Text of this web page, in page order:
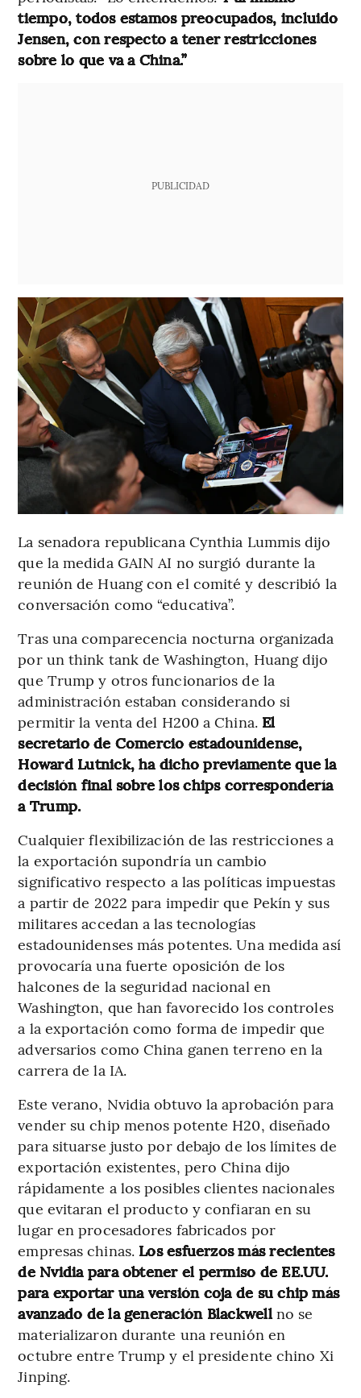
tiempo, todos estamos preocupados, incluido
Jensen, con respecto a tener restricciones
sobre lo que va a China.”
PUBLICIDAD
La senadora republicana Cynthia Lummis dijo
que la medida GAIN AI no surgió durante la
reunión de Huang con el comité y describió la
conversación como “educativa”.
Tras una comparecencia nocturna organizada
por un think tank de Washington, Huang dijo
que Trump y otros funcionarios de la
administración estaban considerando si
permitir la venta del H200 a China. El
secretario de Comercio estadounidense,
Howard Lutnick, ha dicho previamente que la
decisión final sobre los chips correspondería
a Trump.
Cualquier flexibilización de las restricciones a
la exportación supondría un cambio
significativo respecto a las políticas impuestas
a partir de 2022 para impedir que Pekín y sus
militares accedan a las tecnologías
estadounidenses más potentes. Una medida así
provocaría una fuerte oposición de los
halcones de la seguridad nacional en
Washington, que han favorecido los controles
a la exportación como forma de impedir que
adversarios como China ganen terreno en la
carrera de la IA.
Este verano, Nvidia obtuvo la aprobación para
vender su chip menos potente H20, diseñado
para situarse justo por debajo de los límites de
exportación existentes, pero China dijo
rápidamente a los posibles clientes nacionales
que evitaran el producto y confiaran en su
lugar en procesadores fabricados por
empresas chinas. Los esfuerzos más recientes
de Nvidia para obtener el permiso de EE.UU.
para exportar una versión coja de su chip más
avanzado de la generación Blackwellno se
materializaron durante una reunión en
octubre entre Trump y el presidente chino Xi
Jinping.